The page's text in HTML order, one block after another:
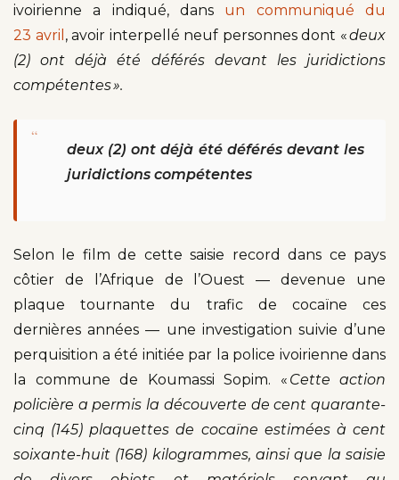
ivoirienne a indiqué, dans un communiqué du
23 avril , avoir interpellé neuf personnes dont «deux
(2) ont déjà été déférés devant les juridictions
compétentes ».
“
deux (2) ont déjà été déférés devant les
juridictions compétentes
Selon le film de cette saisie record dans ce pays
côtier de l’Afrique de l’Ouest — devenue une
plaque tournante du trafic de cocaïne ces
dernières années — une investigation suivie d’une
perquisition a été initiée par la police ivoirienne dans
la commune de Koumassi Sopim. « Cette action
policière a permis la découverte de cent quarante-
cinq (145) plaquettes de cocaïne estimées à cent
soixante-huit (168) kilogrammes, ainsi que la saisie